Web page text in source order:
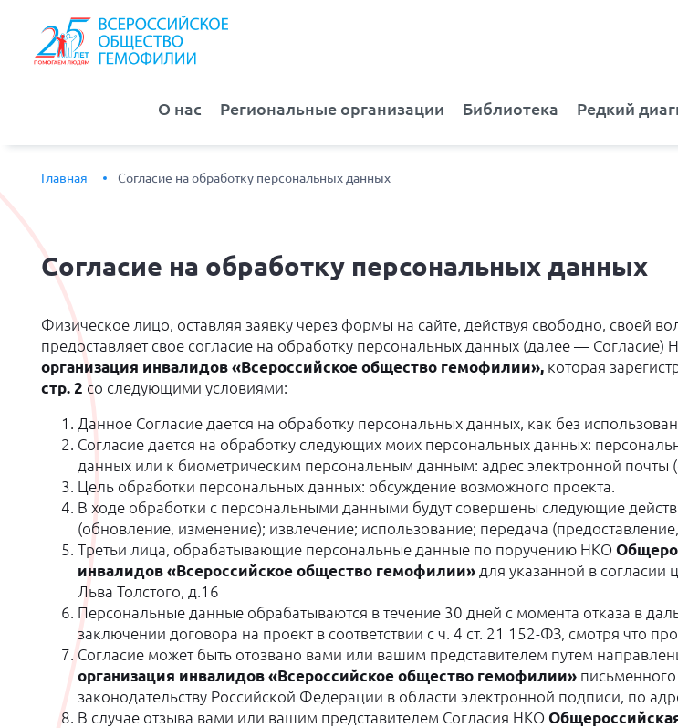
О нас Региональные организации Библиотека Редкий
Главная Согласие на обработку персональных данных
Согласие на обработку персональных данных
Физическое лицо, оставляя заявку через формы на сайте, действуя свободно, своей
предоставляет свое согласие на обработку персональных данных (далее — Согласие)
организация инвалидов «Всероссийское общество гемофилии», которая
стр. 2 со следующими условиями:
Данное Согласие дается на обработку персональных данных, как без
Согласие дается на обработку следующих моих персональных данных:
данных или к биометрическим персональным данным: адрес электронной
Цель обработки персональных данных: обсуждение возможного проекта.
В ходе обработки с персональными данными будут совершены следующие
(обновление, изменение); извлечение; использование; передача
Третьи лица, обрабатывающие персональные данные по поручению НКО
инвалидов «Всероссийское общество гемофилии» для указанной в
Льва Толстого, д.16
Персональные данные обрабатываются в течение 30 дней с момента отказа в
заключении договора на проект в соответствии с ч. 4 ст. 21 152-ФЗ, смотря что
Согласие может быть отозвано вами или вашим представителем путем
организация инвалидов «Всероссийское общество гемофилии»
законодательству Российской Федерации в области электронной подписи, по
В случае отзыва вами или вашим представителем Согласия НКО